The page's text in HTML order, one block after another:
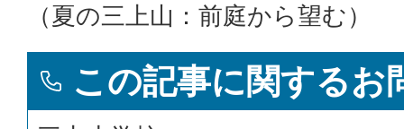
（夏の三上山：前庭から望む）
この記事に関するお